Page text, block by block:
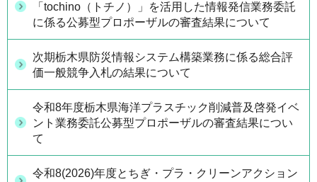
「tochino（トチノ）」を活用した情報発信業務委託
に係る公募型プロポーザルの審査結果について
次期栃木県防災情報システム構築業務に係る総合評
価一般競争入札の結果について
令和8年度栃木県海洋プラスチック削減普及啓発イベ
ント業務委託公募型プロポーザルの審査結果につい
て
令和8(2026)年度とちぎ・プラ・クリーンアクション